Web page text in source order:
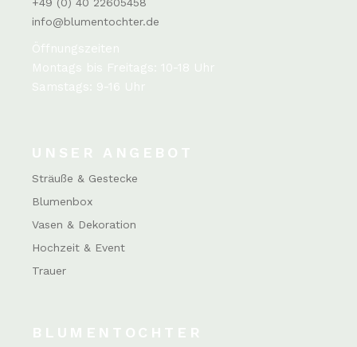
info@blumentochter.de
Sträuße & Gestecke
Blumenbox
Vasen & Dekoration
Hochzeit & Event
Trauer